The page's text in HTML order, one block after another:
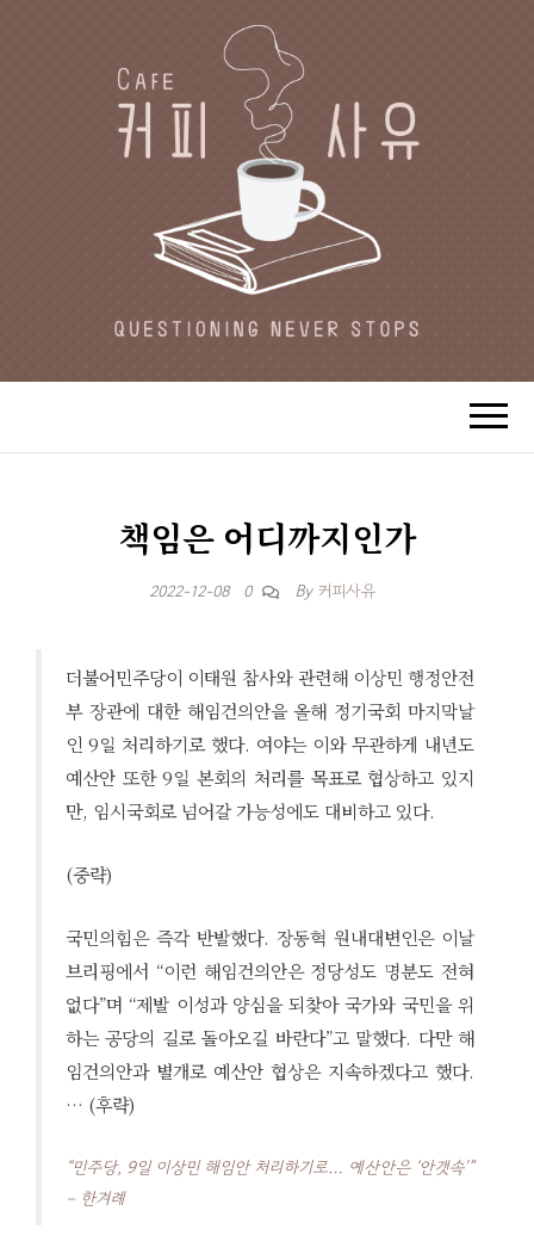
CAFE 커피사유
카페지기 커피사유의 커피와 사유(思
惟)가 있는 공간.
책임은 어디까지인가
2022-12-08 0 By 커피사유
더불어민주당이 이태원 참사와 관련해 이상민 행정안전
부 장관에 대한 해임건의안을 올해 정기국회 마지막날
인 9일 처리하기로 했다. 여야는 이와 무관하게 내년도
예산안 또한 9일 본회의 처리를 목표로 협상하고 있지
만, 임시국회로 넘어갈 가능성에도 대비하고 있다.
(중략)
국민의힘은 즉각 반발했다. 장동혁 원내대변인은 이날
브리핑에서 “이런 해임건의안은 정당성도 명분도 전혀
없다”며 “제발 이성과 양심을 되찾아 국가와 국민을 위
하는 공당의 길로 돌아오길 바란다”고 말했다. 다만 해
임건의안과 별개로 예산안 협상은 지속하겠다고 했다.
… (후략)
“민주당, 9일 이상민 해임안 처리하기로… 예산안은 ‘안갯속'”
– 한겨례